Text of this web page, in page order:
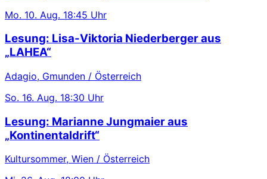
Mo. 10. Aug. 18:45 Uhr
Lesung: Lisa-Viktoria Niederberger aus
„LAHEA“
Adagio, Gmunden / Österreich
So. 16. Aug. 18:30 Uhr
Lesung: Marianne Jungmaier aus
„Kontinentaldrift“
Kultursommer, Wien / Österreich